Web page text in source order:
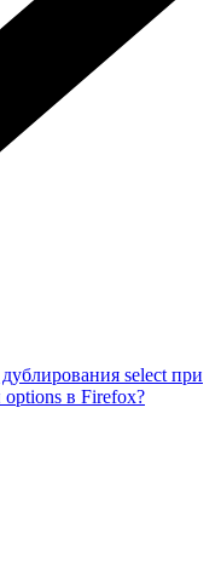
select при
в Firefox?